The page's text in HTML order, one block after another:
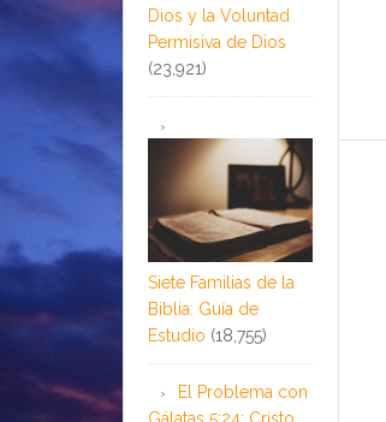
Dios y la Voluntad
Permisiva de Dios
(23,921)
Siete Familias de la
Biblia: Guía de
Estudio (18,755)
El Problema con